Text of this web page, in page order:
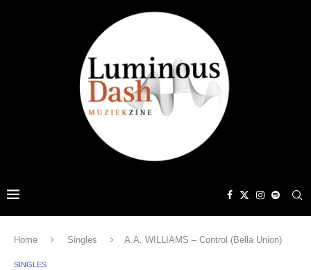
Home Singles A.A. WILLIAMS – Control (Bella Union)
SINGLES